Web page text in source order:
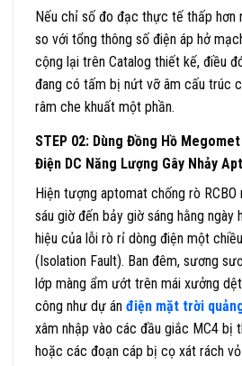
Nếu chỉ số đo đạc thực tế thấp hơn
so với tổng thông số điện áp hở
cộng lại trên Catalog thiết kế, điều
đang có tấm bị nứt vỡ âm cấu trúc
râm che khuất một phần.
STEP 02: Dùng Đồng Hồ
Điện DC Năng Lượng Gây Nhảy
Hiện tượng aptomat chống rò
sáu giờ đến bảy giờ sáng hằng ngày
hiệu của lỗi rò rỉ dòng điện một
(Isolation Fault). Ban đêm, sương
lớp màng ẩm ướt trên mái xưởng
công như dự án điện mặt trời
xâm nhập vào các đầu giắc MC4 bị
hoặc các đoạn cáp bị cọ xát rách